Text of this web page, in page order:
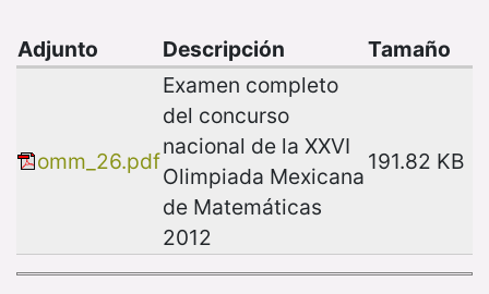
Adjunto Descripción Tamaño
omm_26.pdf
Examen completo
del concurso
nacional de la XXVI
Olimpiada Mexicana
de Matemáticas
2012
191.82 KB